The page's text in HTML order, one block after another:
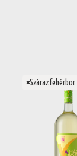
#Száraz fehérbor